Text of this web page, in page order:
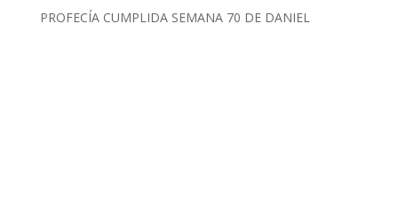
PROFECÍA CUMPLIDA SEMANA 70 DE DANIEL